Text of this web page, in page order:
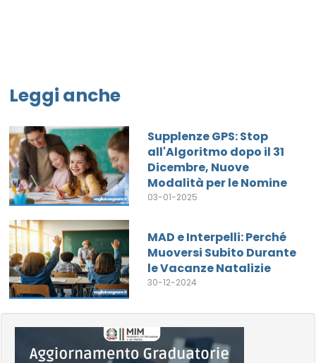
Leggi anche
Supplenze GPS: Stop
all'Algoritmo dopo il 31
Dicembre, Nuove
Modalità per le Nomine
03-01-2025
MAD e Interpelli: Perché
Muoversi Subito Durante
le Vacanze Natalizie
30-12-2024